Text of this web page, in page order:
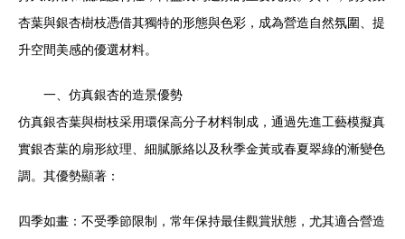
杏葉與銀杏樹枝憑借其獨特的形態與色彩，成為營造自然氛圍、提
升空間美感的優選材料。
一、仿真銀杏的造景優勢
仿真銀杏葉與樹枝采用環保高分子材料制成，通過先進工藝模擬真
實銀杏葉的扇形紋理、細膩脈絡以及秋季金黃或春夏翠綠的漸變色
調。其優勢顯著：
四季如畫：不受季節限制，常年保持最佳觀賞狀態，尤其適合營造